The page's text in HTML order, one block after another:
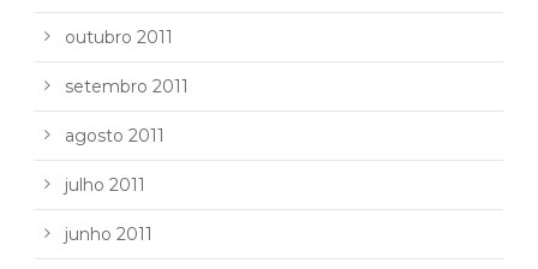
outubro 2011
setembro 2011
agosto 2011
julho 2011
junho 2011